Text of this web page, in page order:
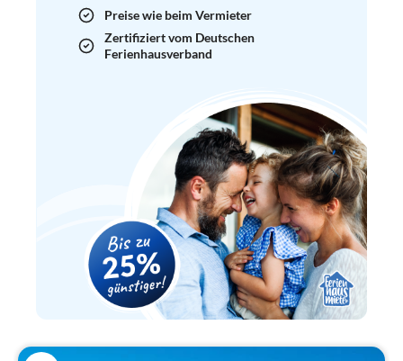
Preise wie beim Vermieter
Zertifiziert vom Deutschen
Ferienhausverband